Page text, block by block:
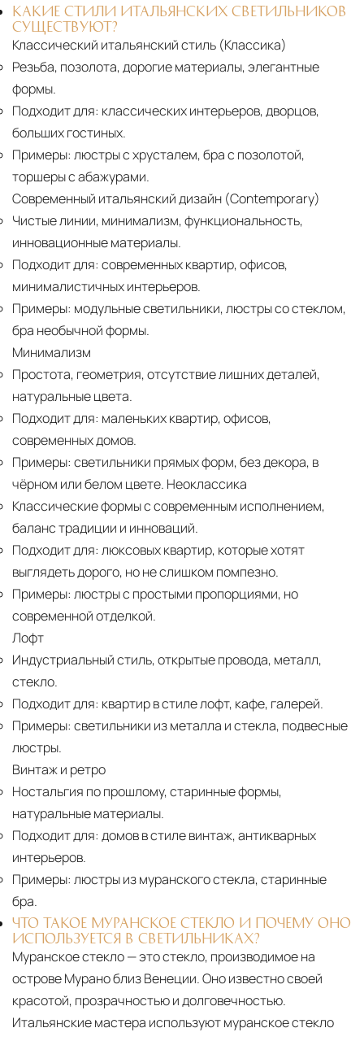
КАКИЕ СТИЛИ ИТАЛЬЯНСКИХ СВЕТИЛЬНИКОВ
СУЩЕСТВУЮТ?
Классический итальянский стиль (Классика)
Резьба, позолота, дорогие материалы, элегантные
формы.
Подходит для: классических интерьеров, дворцов,
больших гостиных.
Примеры: люстры с хрусталем, бра с позолотой,
торшеры с абажурами.
Современный итальянский дизайн (Contemporary)
Чистые линии, минимализм, функциональность,
инновационные материалы.
Подходит для: современных квартир, офисов,
минималистичных интерьеров.
Примеры: модульные светильники, люстры со стеклом,
бра необычной формы.
Минимализм
Простота, геометрия, отсутствие лишних деталей,
натуральные цвета.
Подходит для: маленьких квартир, офисов,
современных домов.
Примеры: светильники прямых форм, без декора, в
чёрном или белом цвете. Неоклассика
Классические формы с современным исполнением,
баланс традиции и инноваций.
Подходит для: люксовых квартир, которые хотят
выглядеть дорого, но не слишком помпезно.
Примеры: люстры с простыми пропорциями, но
современной отделкой.
Лофт
Индустриальный стиль, открытые провода, металл,
стекло.
Подходит для: квартир в стиле лофт, кафе, галерей.
Примеры: светильники из металла и стекла, подвесные
люстры.
Винтаж и ретро
Ностальгия по прошлому, старинные формы,
натуральные материалы.
Подходит для: домов в стиле винтаж, антикварных
интерьеров.
Примеры: люстры из муранского стекла, старинные
бра.
ЧТО ТАКОЕ МУРАНСКОЕ СТЕКЛО И ПОЧЕМУ ОНО
ИСПОЛЬЗУЕТСЯ В СВЕТИЛЬНИКАХ?
Муранское стекло — это стекло, производимое на
острове Мурано близ Венеции. Оно известно своей
красотой, прозрачностью и долговечностью.
Итальянские мастера используют муранское стекло